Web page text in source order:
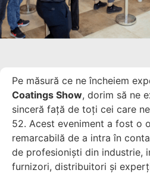
Pe măsură ce ne încheiem
Coatings Show, dorim să ne
sinceră față de toți cei care
52. Acest eveniment a fost o
remarcabilă de a intra în
de profesioniști din industrie,
furnizori, distribuitori și